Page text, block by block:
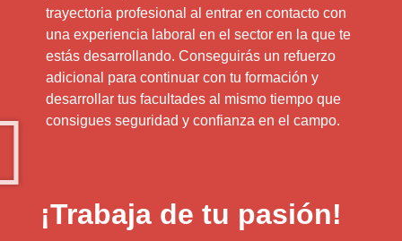
trayectoria profesional al entrar en contacto con
una experiencia laboral en el sector en la que te
estás desarrollando. Conseguirás un refuerzo
adicional para continuar con tu formación y
desarrollar tus facultades al mismo tiempo que
consigues seguridad y confianza en el campo.
¡Trabaja de tu pasión!